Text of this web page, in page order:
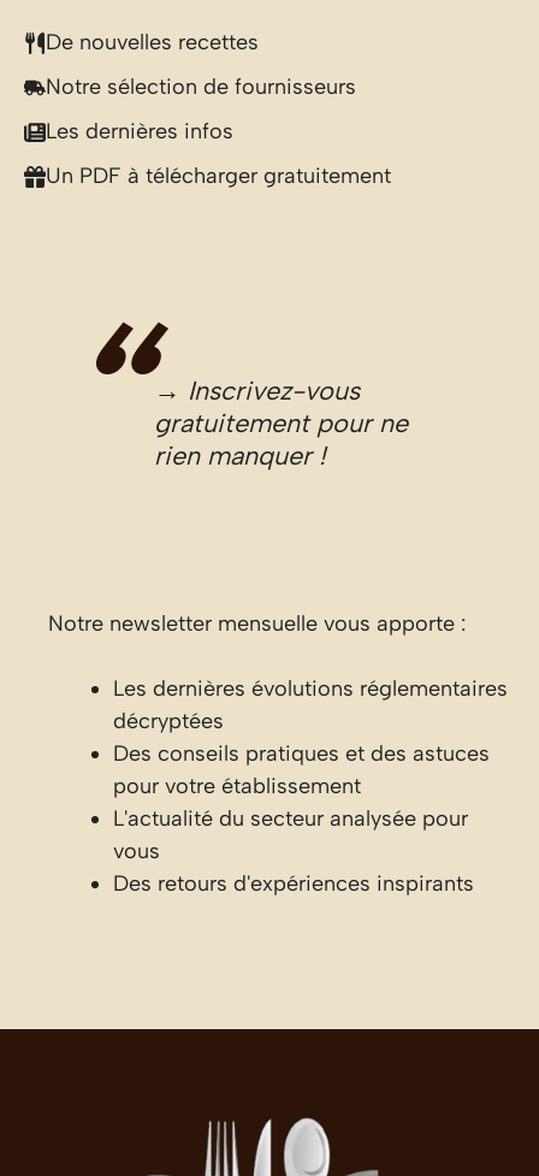
De nouvelles recettes
Notre sélection de fournisseurs
Les dernières infos
Un PDF à télécharger gratuitement
→ Inscrivez-vous
gratuitement pour ne
rien manquer !
Notre newsletter mensuelle vous apporte :
Les dernières évolutions réglementaires
décryptées
Des conseils pratiques et des astuces
pour votre établissement
L'actualité du secteur analysée pour
vous
Des retours d'expériences inspirants